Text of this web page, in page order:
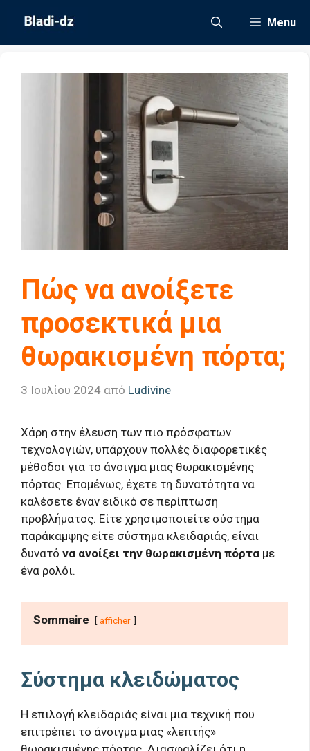
περιεχόμενο
Menu
Πώς να ανοίξετε
προσεκτικά μια
θωρακισμένη πόρτα;
3 Ιουλίου 2024 από Ludivine
Χάρη στην έλευση των πιο πρόσφατων
τεχνολογιών, υπάρχουν πολλές διαφορετικές
μέθοδοι για το άνοιγμα μιας θωρακισμένης
πόρτας. Επομένως, έχετε τη δυνατότητα να
καλέσετε έναν ειδικό σε περίπτωση
προβλήματος. Είτε χρησιμοποιείτε σύστημα
παράκαμψης είτε σύστημα κλειδαριάς, είναι
δυνατό να ανοίξει την θωρακισμένη πόρτα με
ένα ρολόι.
Sommaire afficher
Σύστημα κλειδώματος
Η επιλογή κλειδαριάς είναι μια τεχνική που
επιτρέπει το άνοιγμα μιας «λεπτής»